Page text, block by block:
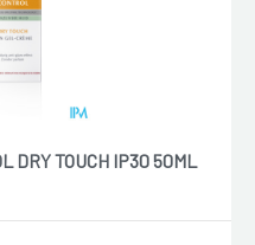
DRY TOUCH IP30 50ML